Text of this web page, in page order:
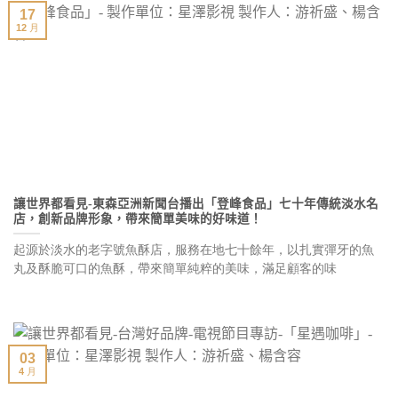
讓世界都看見-東森亞洲新聞台播出「登峰食品」七十年傳統淡水名
店，創新品牌形象，帶來簡單美味的好味道！
起源於淡水的老字號魚酥店，服務在地七十餘年，以扎實彈牙的魚
丸及酥脆可口的魚酥，帶來簡單純粹的美味，滿足顧客的味
17
12 月
03
4 月